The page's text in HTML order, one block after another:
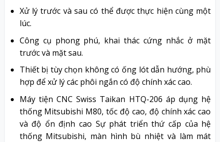
Xử lý trước và sau có thể được thực hiện cùng một
lúc.
Công cụ phong phú, khai thác cứng nhắc ở mặt
trước và mặt sau.
Thiết bị tùy chọn không có ống lót dẫn hướng, phù
hợp để xử lý các phôi ngắn có độ chính xác cao.
Máy tiện CNC Swiss Taikan HTQ-206 áp dụng hệ
thống Mitsubishi M80, tốc độ cao, độ chính xác cao
và độ ổn định cao Sự phát triển thứ cấp của hệ
thống Mitsubishi, màn hình bù nhiệt và làm mát